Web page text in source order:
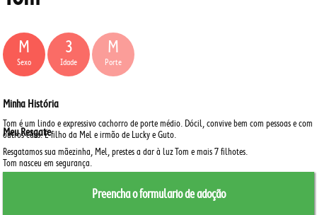
M
Sexo
3
Idade
M
Porte
Minha História
Tom é um lindo e expressivo cachorro de porte médio. Dócil, convive bem com pessoas e com
outros cães.É filho da Mel e irmão de Lucky e Guto.
Meu Resgate
Resgatamos sua mãezinha, Mel, prestes a dar à luz Tom e mais 7 filhotes.
Tom nasceu em segurança.
Preencha o formulario de adoção